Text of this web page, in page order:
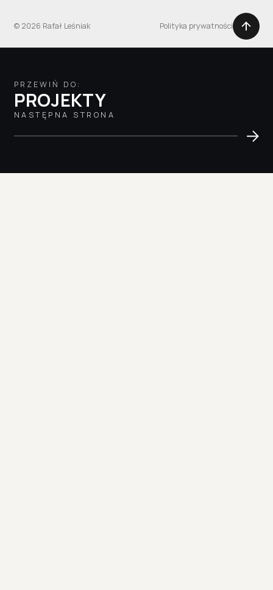
© 2026 Rafał Leśniak Polityka prywatności
PRZEWIŃ DO:
PROJEKTY
NASTĘPNA STRONA